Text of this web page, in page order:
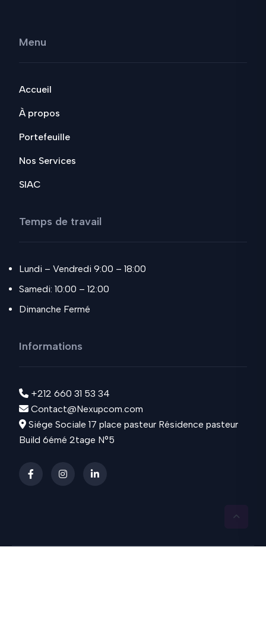
Menu
Accueil
À propos
Portefeuille
Nos Services
SIAC
Temps de travail
Lundi – Vendredi 9:00 – 18:00
Samedi: 10:00 – 12:00
Dimanche Fermé
Informations
+212 660 31 53 34
Contact@Nexupcom.com
Siége Sociale 17 place pasteur Résidence pasteur
Build 6émé 2tage N°5